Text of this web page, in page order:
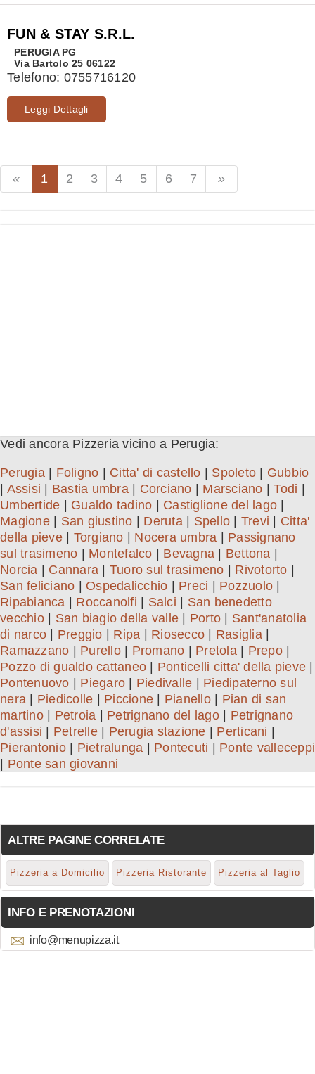
FUN & STAY S.R.L.
PERUGIA PG
Via Bartolo 25 06122
Telefono: 0755716120
Leggi Dettagli
1 2 3 4 5 6 7
Vedi ancora Pizzeria vicino a Perugia:
Perugia| Foligno Citta' di castello Spoleto
Gubbio
Assisi Bastia umbra| Corciano Marsciano |Todi
Umbertide
Gualdo tadino Castiglione del lago
Magione| San giustino Deruta| Spello Trevi
Citta'
della pieve| Torgiano Nocera umbra
Passignano
sul trasimeno
Montefalco Bevagna Bettona
Norcia
Cannara Tuoro sul trasimeno Rivotorto
San feliciano
Ospedalicchio Preci Pozzuolo
Ripabianca
Roccanolfi Salci
San benedetto
vecchio| San biagio della valle Porto
Sant'anatolia
di narco
Preggio Ripa Riosecco Rasiglia|
Ramazzano
Purello| Promano Pretola| Prepo|
Pozzo di gualdo cattaneo
Ponticelli citta' della pieve
Pontenuovo
Piegaro Piedivalle
Piedipaterno sul
nera
Piedicolle Piccione Pianello| Pian di san
martino| Petroia Petrignano del lago| Petrignano
d'assisi
Petrelle| Perugia stazione Perticani
Pierantonio| Pietralunga Pontecuti
Ponte valleceppi
Ponte san giovanni
ALTRE PAGINE CORRELATE
Pizzeria a Domicilio Pizzeria Ristorante Pizzeria al Taglio
INFO E PRENOTAZIONI
info@menupizza.it